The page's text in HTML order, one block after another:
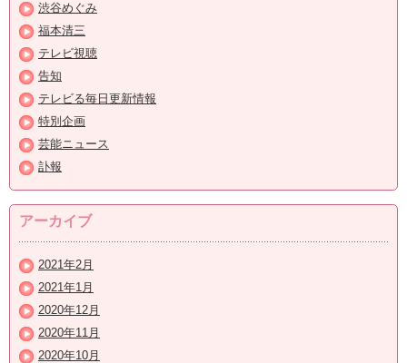
渋谷めぐみ
福本清三
テレビ視聴
告知
テレビる毎日更新情報
特別企画
芸能ニュース
訃報
アーカイブ
2021年2月
2021年1月
2020年12月
2020年11月
2020年10月